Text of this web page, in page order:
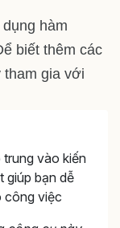
hàm
biết thêm các
tham gia với
trung vào kiến
giúp bạn dễ
công việc